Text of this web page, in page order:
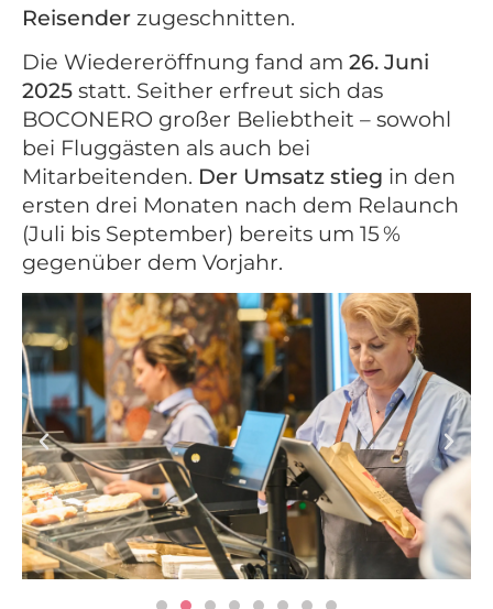
Reisender zugeschnitten.
Die Wiedereröffnung fand am 26. Juni
2025 statt. Seither erfreut sich das
BOCONERO großer Beliebtheit – sowohl
bei Fluggästen als auch bei
Mitarbeitenden. Der Umsatz stieg in den
ersten drei Monaten nach dem Relaunch
(Juli bis September) bereits um 15 %
gegenüber dem Vorjahr.